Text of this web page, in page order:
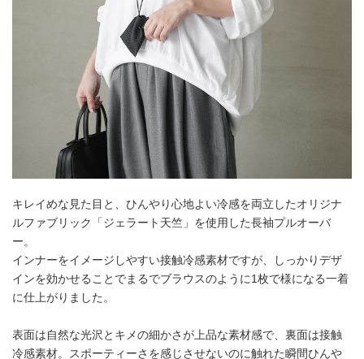
キレイめな見た目と、ひんやり心地よい冷感を両立したオリジナ
ルファブリック「ジェラート天竺」を使用した長袖プルオーバ
ー。
インナーをイメージしやすい接触冷感素材ですが、しっかりデザ
インを効かせることでまるでブラウスのように1枚で様になる一着
に仕上がりました。
表面は自然な光沢とキメの細かさが上品な素材感で、裏面は接触
冷感素材。スポーティーさを感じさせないのに触れた瞬間ひんや